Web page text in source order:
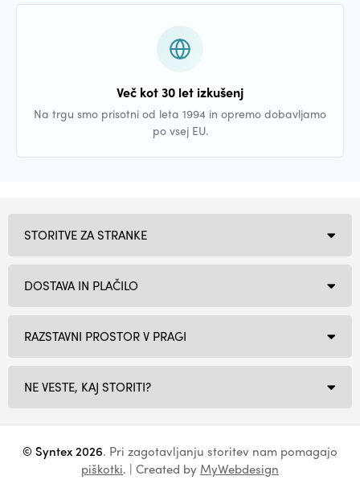
Več kot 30 let izkušenj
Na trgu smo prisotni od leta 1994 in opremo dobavljamo
po vsej EU.
RAZSTAVNI PROSTOR V PRAGI
NE VESTE, KAJ STORITI?
STORITVE ZA STRANKE
DOSTAVA IN PLAČILO
© Syntex 2026. Pri zagotavljanju storitev nam pomagajo
piškotki. | Created by MyWebdesign